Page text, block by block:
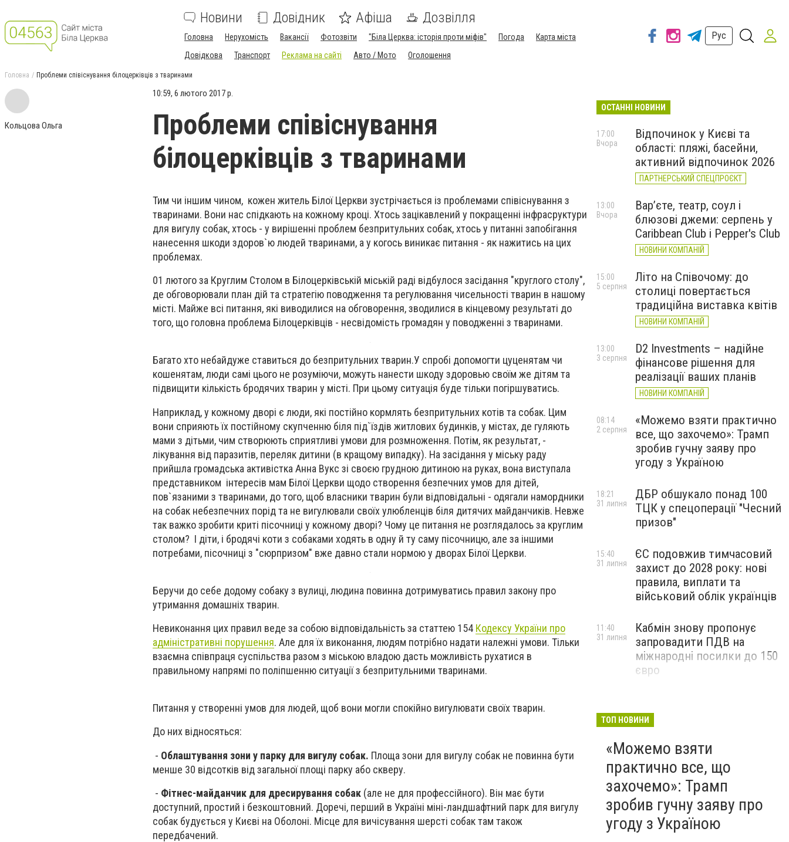
Новини Довідник Афіша Дозвілля
Головна Нерухомість Вакансії Фотозвіти "Біла Церква: історія проти міфів" Погода
Карта міста
Довідкова
Транспорт Реклама на сайті Авто / Мото Оголошення
Рус
Головна Проблеми співіснування білоцерківців з тваринами
Кольцова Ольга
10:59, 6 лютого 2017 р.
Проблеми співіснування
білоцерківців з тваринами
Тим чи іншим чином, кожен житель Білої Церкви зустрічається із проблемами співіснування з
тваринами. Вони нас спідкають на кожному кроці. Хтось зацікавлений у покращенні інфрасруктури
для вигулу собак, хтось - у вирішенні проблем безпритульних собак, хтось у питанні запобігання
нанесення шкоди здоров`ю людей тваринами, а у когось виникає питання - як нажитись на цих
проблемах.
01 лютого за Круглим Столом в Білоцерківській міській раді відбулося засідання "круглого столу",
де обговорювали план дій та стратегію поводження та регулювання чисельності тварин в нашому
місті. Майже всі питання, які виводилися на обговорення, зводилися в кінцевому результаті до
того, що головна проблема Білоцерківців - несвідомість громадян у поводженні з тваринами.
Багато хто небайдуже ставиться до безпритульних тварин.У спробі допомогти цуценятам чи
кошенятам, люди самі цього не розуміючи, можуть нанести шкоду здоровью своїм же дітям та
підвищити кількість бродячих тварин у місті. При цьому ситуація буде тільки погіршуватись.
Наприклад, у кожному дворі є люди, які постійно кормлять безпритульних котів та собак. Цим
вони сприяють їх постійному скупченню біля під`їздів житлових будинків, у містах, де гуляють
мами з дітьми, чим створюють сприятливі умови для розмноження. Потім, як результат, -
лікування від паразитів, переляк дитини (в кращому випадку). На засідання у міську раду
прийшла громадська активістка Анна Вукс зі своєю грудною дитиною на руках, вона виступала
представником інтересів мам Білої Церкви щодо створення безпечних умов для дітей,
пов`язаними з тваринами, до того, щоб власники тварин були відповідальні - одягали намордники
на собак небезпечних порід та не вигулювали своїх улюбленців біля дитячих майданчиків. Невже
так важко зробити криті пісочниці у кожному дворі? Чому це питання не розглядалось за круглим
столом? І діти, і бродячі коти з собаками ходять в одну й ту саму пісочницю, але за іншими
потребами, пісочниці з "сюрпризом" вже давно стали нормою у дворах Білої Церкви.
Беручи до себе додому собаку з вулиці, людина повинна дотримуватись правил закону про
утримання домашніх тварин.
Невиконання цих правил веде за собою відповідальність за статтею 154 Кодексу України про
адміністративні порушення. Але для їх виконання, людям потрібно надати належні умови. Тільки
взаємна співпраця суспільства разом з міською владою дасть можливість рухатися в
правильному напрямі по поліпшенню ситуації з безпритульними тваринами.
Питання у створенні умов для людей, щоб вони могли спокійно вигулювати своїх тварин.
До них відносяться:
- Облаштування зони у парку для вигулу собак. Площа зони для вигулу собак не повинна бути
менше 30 відсотків від загальної площі парку або скверу.
- Фітнес-майданчик для дресирування собак (але не для профессійного). Він має бути
доступний, простий і безкоштовний. Доречі, перший в Україні міні-ландшафтний парк для вигулу
собак будується у Києві на Оболоні. Місце для вичісування шерсті собак там також
передбачений.
ОСТАННІ НОВИНИ
Відпочинок у Києві та
області: пляжі, басейни,
активний відпочинок 2026
ПАРТНЕРСЬКИЙ СПЕЦПРОЄКТ
17:00
Вчора
Вар’єте, театр, соул і
блюзові джеми: серпень у
Caribbean Club і Pepper's Club
НОВИНИ КОМПАНІЙ
13:00
Вчора
Літо на Співочому: до
столиці повертається
традиційна виставка квітів
НОВИНИ КОМПАНІЙ
15:00
5 серпня
D2 Investments – надійне
фінансове рішення для
реалізації ваших планів
НОВИНИ КОМПАНІЙ
13:00
3 серпня
«Можемо взяти практично
все, що захочемо»: Трамп
зробив гучну заяву про
угоду з Україною
08:14
2 серпня
ДБР обшукало понад 100
ТЦК у спецоперації "Чесний
призов"
18:21
31 липня
ЄС подовжив тимчасовий
захист до 2028 року: нові
правила, виплати та
військовий облік українців
15:40
31 липня
Кабмін знову пропонує
запровадити ПДВ на
міжнародні посилки до 150
євро
11:40
31 липня
ТОП НОВИНИ
«Можемо взяти
практично все, що
захочемо»: Трамп
зробив гучну заяву про
угоду з Україною